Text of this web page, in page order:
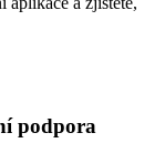
podpora